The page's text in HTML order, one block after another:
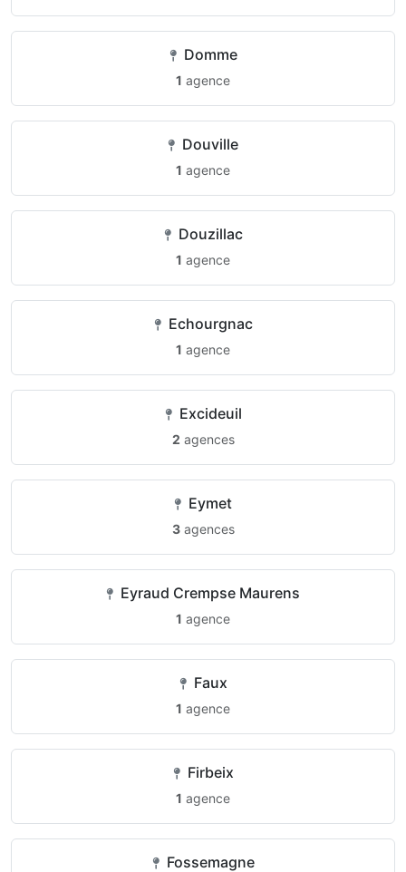
Domme
1 agence
Douville
1 agence
Douzillac
1 agence
Echourgnac
1 agence
Excideuil
2 agences
Eymet
3agences
Eyraud Crempse Maurens
1 agence
Faux
1 agence
Firbeix
1 agence
Fossemagne